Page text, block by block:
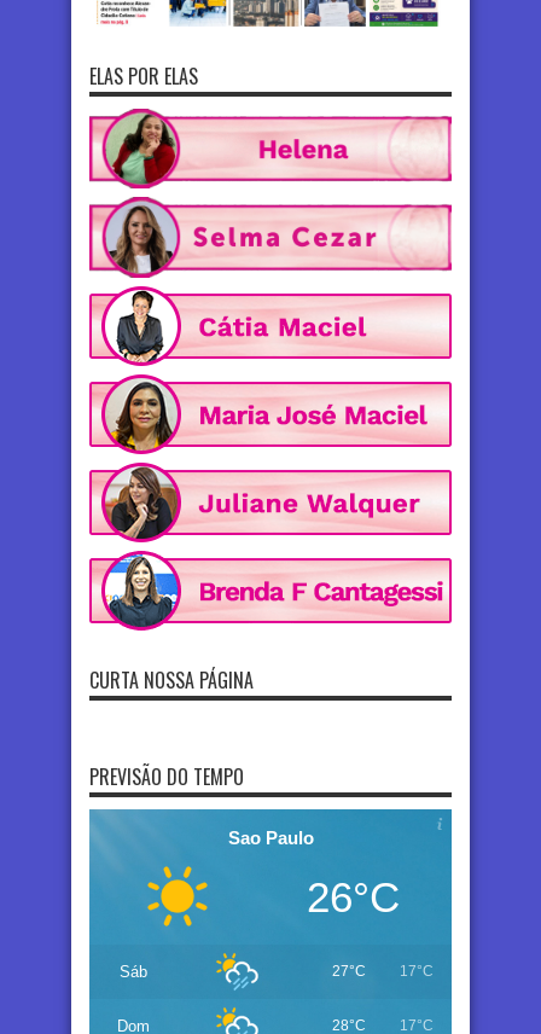
ELAS POR ELAS
CURTA NOSSA PÁGINA
PREVISÃO DO TEMPO
Sao Paulo
26°C
Sáb 27°C 17°C
Dom 28°C 17°C